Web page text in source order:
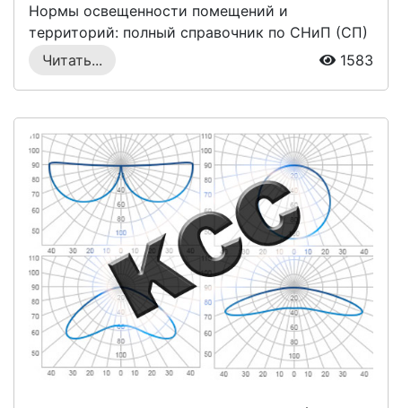
Нормы освещенности помещений и
территорий: полный справочник по СНиП (СП)
на 2026 годХ...
Читать... 1583